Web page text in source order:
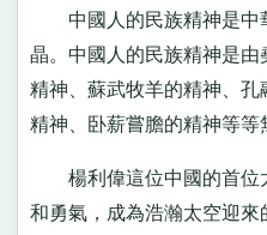
中國人的民族精神是中
晶。中國人的民族精神是
精神、蘇武牧羊的精神、
精神、卧薪嘗膽的精神等等
楊利偉這位中國的首位
和勇氣，成為浩瀚太空迎